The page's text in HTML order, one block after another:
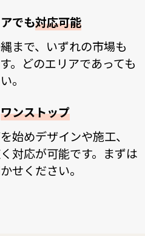
でも対応可能
まで、いずれの市場も
。どのエリアであっても
。
ワンストップ
始めデザインや施工、
対応が可能です。まずは
せください。